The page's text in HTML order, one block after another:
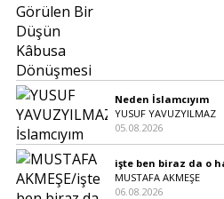
Neden İslamcıyım
YUSUF YAVUZYILMAZ
05.08.2026
işte ben biraz da o
MUSTAFA AKMEŞE
06.08.2026